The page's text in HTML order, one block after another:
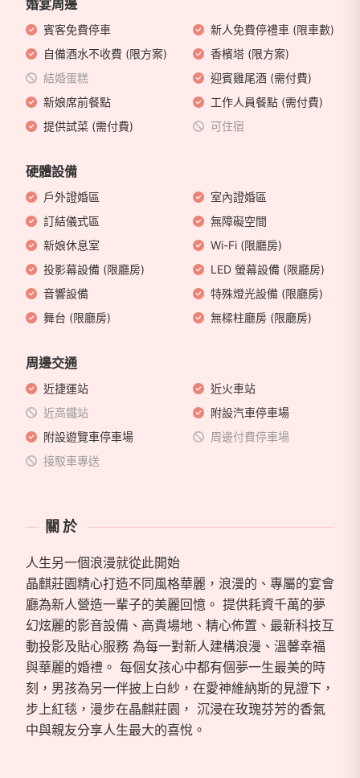
婚宴周邊
賓客免費停車
新人免費停禮車 (限車數)
自備酒水不收費 (限方案)
香檳塔 (限方案)
結婚蛋糕
迎賓雞尾酒 (需付費)
新娘席前餐點
工作人員餐點 (需付費)
提供試菜 (需付費)
可住宿
硬體設備
戶外證婚區
室內證婚區
訂結儀式區
無障礙空間
新娘休息室
Wi-Fi (限廳房)
投影幕設備 (限廳房)
LED 螢幕設備 (限廳房)
音響設備
特殊燈光設備 (限廳房)
舞台 (限廳房)
無樑柱廳房 (限廳房)
周邊交通
近捷運站
近火車站
近高鐵站
附設汽車停車場
附設遊覽車停車場
周邊付費停車場
接駁車專送
關於
人生另一個浪漫就從此開始
晶麒莊園精心打造不同風格華麗，浪漫的、專屬的宴會
廳為新人營造一輩子的美麗回憶。 提供耗資千萬的夢
幻炫麗的影音設備、高貴場地、精心佈置、最新科技互
動投影及貼心服務 為每一對新人建構浪漫、溫馨幸福
與華麗的婚禮。 每個女孩心中都有個夢一生最美的時
刻，男孩為另一伴披上白紗，在愛神維納斯的見證下，
步上紅毯，漫步在晶麒莊園， 沉浸在玫瑰芬芳的香氣
中與親友分享人生最大的喜悅。